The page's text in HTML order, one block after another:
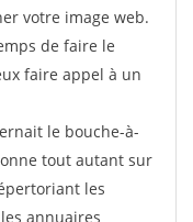
votre image web.
de faire le
faire appel à un
le bouche-à-
tout autant sur
les
annuaires